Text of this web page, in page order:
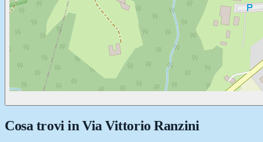
Cosa trovi in Via Vittorio Ranzini